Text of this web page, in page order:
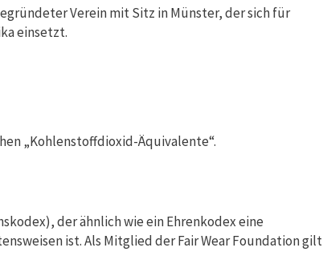
Verein mit Sitz in Münster, der sich für
einsetzt.
„Kohlenstoffdioxid-Äquivalente“.
der ähnlich wie ein Ehrenkodex eine
ist. Als Mitglied der Fair Wear Foundation gilt